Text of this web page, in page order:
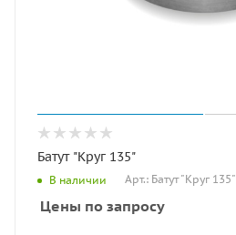
Батут "Круг 135"
В наличии Арт.: Батут "Круг 135"
Цены по запросу